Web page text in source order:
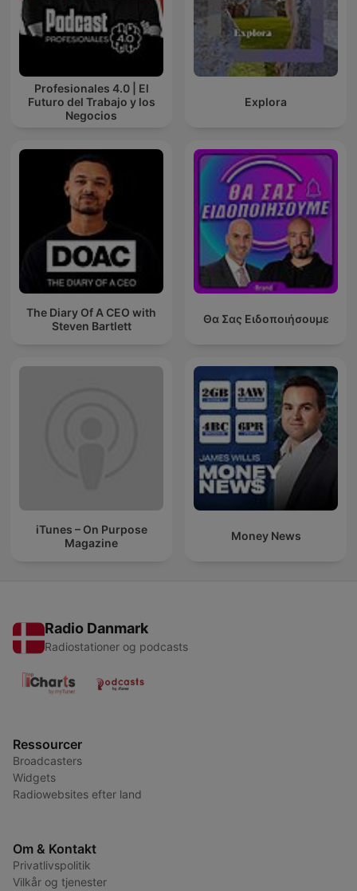
Profesionales 4.0 | El
Futuro del Trabajo y los
Negocios
Explora
The Diary Of A CEO with
Steven Bartlett
Θα Σας Ειδοποιήσουμε
iTunes – On Purpose
Magazine
Money News
Radio Danmark
Radiostationer og podcasts
Ressourcer
Broadcasters
Widgets
Radiowebsites efter land
Om & Kontakt
Privatlivspolitik
Vilkår og tjenester